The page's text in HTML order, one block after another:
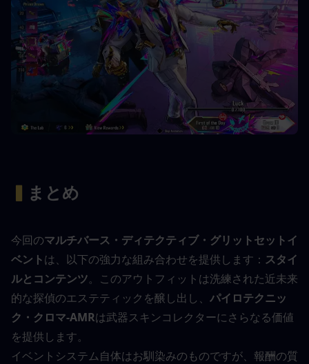
▍ まとめ
今回のマルチバース・ディテクティブ・グリットセットイ
ベントは、以下の強力な組み合わせを提供します： スタイ
ルとコンテンツ。このアウトフィットは洗練された近未来
的な探偵のエステティックを醸し出し、 パイロテクニッ
ク・クロマ-AMRは武器スキンコレクターにさらなる価値
を提供します。
イベントシステム自体はお馴染みのものですが、報酬の質